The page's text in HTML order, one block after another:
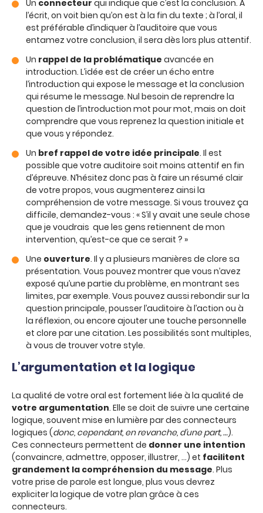
Un connecteur qui indique que c’est la conclusion. A
l’écrit, on voit bien qu’on est à la fin du texte ; à l’oral, il
est préférable d’indiquer à l’auditoire que vous
entamez votre conclusion, il sera dès lors plus attentif.
Un rappel de la problématique avancée en
introduction. L’idée est de créer un écho entre
l’introduction qui expose le message et la conclusion
qui résume le message. Nul besoin de reprendre la
question de l’introduction mot pour mot, mais on doit
comprendre que vous reprenez la question initiale et
que vous y répondez.
Un bref rappel de votre idée principale. Il est
possible que votre auditoire soit moins attentif en fin
d’épreuve. N’hésitez donc pas à faire un résumé clair
de votre propos, vous augmenterez ainsi la
compréhension de votre message. Si vous trouvez ça
difficile, demandez-vous : « S’il y avait une seule chose
que je voudrais que les gens retiennent de mon
intervention, qu’est-ce que ce serait ? »
Une ouverture. Il y a plusieurs manières de clore sa
présentation. Vous pouvez montrer que vous n’avez
exposé qu’une partie du problème, en montrant ses
limites, par exemple. Vous pouvez aussi rebondir sur la
question principale, pousser l’auditoire à l’action ou à
la réflexion, ou encore ajouter une touche personnelle
et clore par une citation. Les possibilités sont multiples,
à vous de trouver votre style.
L’argumentation et la logique
La qualité de votre oral est fortement liée à la qualité de
votre argumentation. Elle se doit de suivre une certaine
logique, souvent mise en lumière par des connecteurs
logiques (donc, cependant, en revanche, d’une part, …).
Ces connecteurs permettent de donner une intention
(convaincre, admettre, opposer, illustrer, …) et facilitent
grandement la compréhension du message. Plus
votre prise de parole est longue, plus vous devrez
expliciter la logique de votre plan grâce à ces
connecteurs.